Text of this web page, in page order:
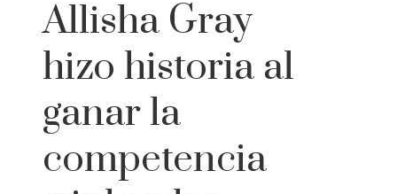
Allisha Gray
hizo historia al
ganar la
competencia